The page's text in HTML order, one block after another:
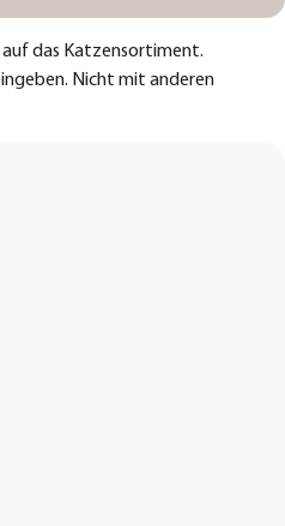
auf das Katzensortiment.
Nicht mit anderen